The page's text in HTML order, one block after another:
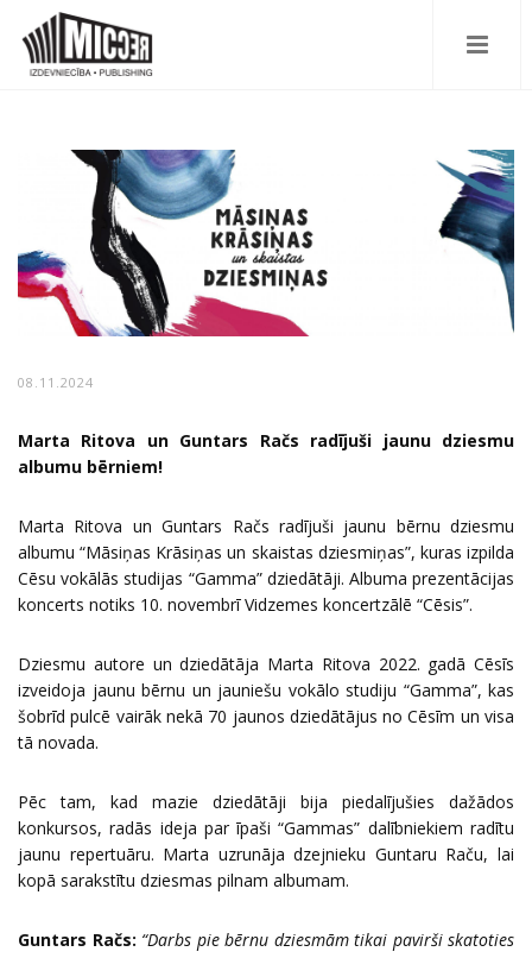
08.11.2024
Marta Ritova un Guntars Račs radījuši jaunu dziesmu
albumu bērniem!
Marta Ritova un Guntars Račs radījuši jaunu bērnu dziesmu
albumu “Māsiņas Krāsiņas un skaistas dziesmiņas”, kuras izpilda
Cēsu vokālās studijas “Gamma” dziedātāji. Albuma prezentācijas
koncerts notiks 10. novembrī Vidzemes koncertzālē “Cēsis”.
Dziesmu autore un dziedātāja Marta Ritova 2022. gadā Cēsīs
izveidoja jaunu bērnu un jauniešu vokālo studiju “Gamma”, kas
šobrīd pulcē vairāk nekā 70 jaunos dziedātājus no Cēsīm un visa
tā novada.
Pēc tam, kad mazie dziedātāji bija piedalījušies dažādos
konkursos, radās ideja par īpaši “Gammas” dalībniekiem radītu
jaunu repertuāru. Marta uzrunāja dzejnieku Guntaru Raču, lai
kopā sarakstītu dziesmas pilnam albumam.
Guntars Račs: “Darbs pie bērnu dziesmām tikai pavirši skatoties